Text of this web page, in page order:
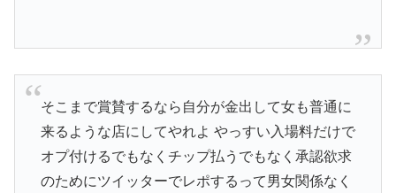
そこまで賞賛するなら自分が金出して女も普通に
来るような店にしてやれよ やっすい入場料だけで
オプ付けるでもなくチップ払うでもなく承認欲求
のためにツイッターでレポするって男女関係なく